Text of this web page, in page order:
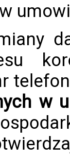
w